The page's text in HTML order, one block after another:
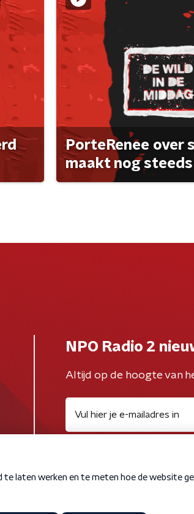
PorteRenee over
maakt nog
NPO Radio 2
Altijd op de hoogte van